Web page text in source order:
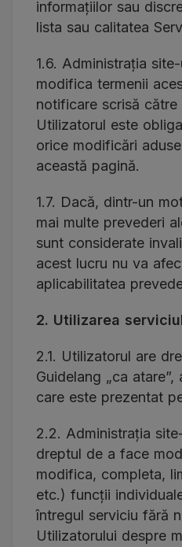
informațiilor sau
lista sau calitatea
1.6. Administrația
modifica termenii
notificare scrisă către
Utilizatorul este
orice modificări
această pagină.
1.7. Dacă, dintr-un
mai multe prevederi
sunt considerate
acest lucru nu va
aplicabilitatea
2. Utilizarea
2.1. Utilizatorul are
Guidelang „ca
care este prezentat
2.2. Administrația
dreptul de a face
modifica, completa,
etc.) funcții
întregul serviciu fără
Utilizatorului despre